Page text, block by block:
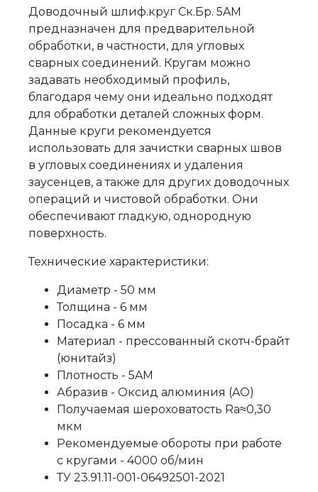
Доводочный шлиф.круг Ск.Бр. 5AM
предназначен для предварительной
обработки, в частности, для угловых
сварных соединений. Кругам можно
задавать необходимый профиль,
благодаря чему они идеально подходят
для обработки деталей сложных форм.
Данные круги рекомендуется
использовать для зачистки сварных швов
в угловых соединениях и удаления
заусенцев, а также для других доводочных
операций и чистовой обработки. Они
обеспечивают гладкую, однородную
поверхность.
Технические характеристики:
Диаметр - 50 мм
Толщина - 6 мм
Посадка - 6 мм
Материал - прессованный скотч-брайт
(юнитайз)
Плотность - 5AM
Абразив - Оксид алюминия (AO)
Получаемая шероховатость Ra≈0,30
мкм
Рекомендуемые обороты при работе
с кругами - 4000 об/мин
ТУ 23.91.11-001-06492501-2021